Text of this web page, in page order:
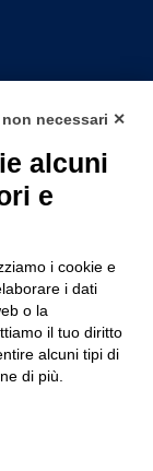
necessari ✕
alcuni
e
i cookie e
i dati
o la
il tuo diritto
alcuni tipi di
di più.